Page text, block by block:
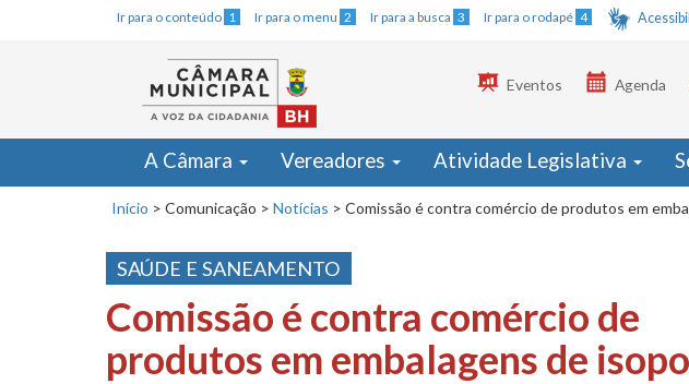
Ir para o conteúdo 1 Ir para o menu 2 Ir para a busca 3 Ir para o rodapé 4
Eventos Agenda
A Câmara Vereadores Atividade Legislativa
Início > Comunicação > Notícias > Comissão é contra comércio de produtos em
SAÚDE E SANEAMENTO
Comissão é contra comércio de
produtos em embalagens de